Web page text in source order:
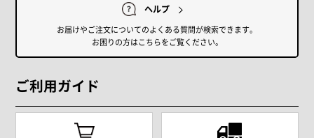
ヘルプ
お届けやご注文についてのよくある質問が検索できます。
お困りの方はこちらをご覧ください。
ご利用ガイド